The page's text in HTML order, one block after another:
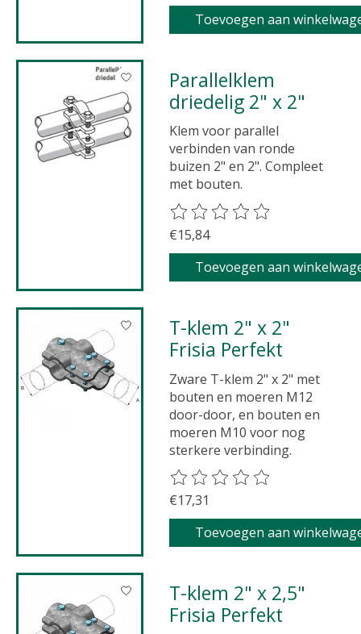
Toevoegen aan
Parallelklem
driedelig 2" x 2"
Klem voor parallel
verbinden van ronde
buizen 2" en 2". Compleet
met bouten.
De beoordeling van dit
€15,84
Toevoegen aan
T-klem 2" x 2"
Frisia Perfekt
Zware T-klem 2" x 2" met
bouten en moeren M12
door-door, en bouten en
moeren M10 voor nog
sterkere verbinding.
De beoordeling van dit
€17,31
Toevoegen aan
T-klem 2" x 2,5"
Frisia Perfekt